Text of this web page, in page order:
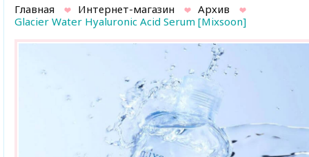
Главная Интернет-магазин
Архив
Glacier Water Hyaluronic Acid Serum [Mixsoon]